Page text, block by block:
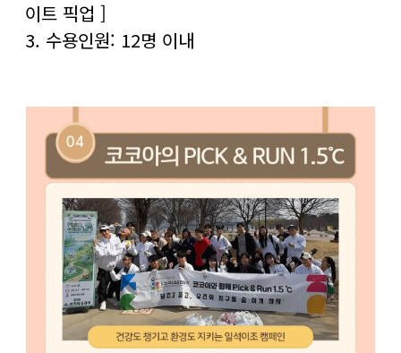
이트 픽업 ]
3. 수용인원: 12명 이내